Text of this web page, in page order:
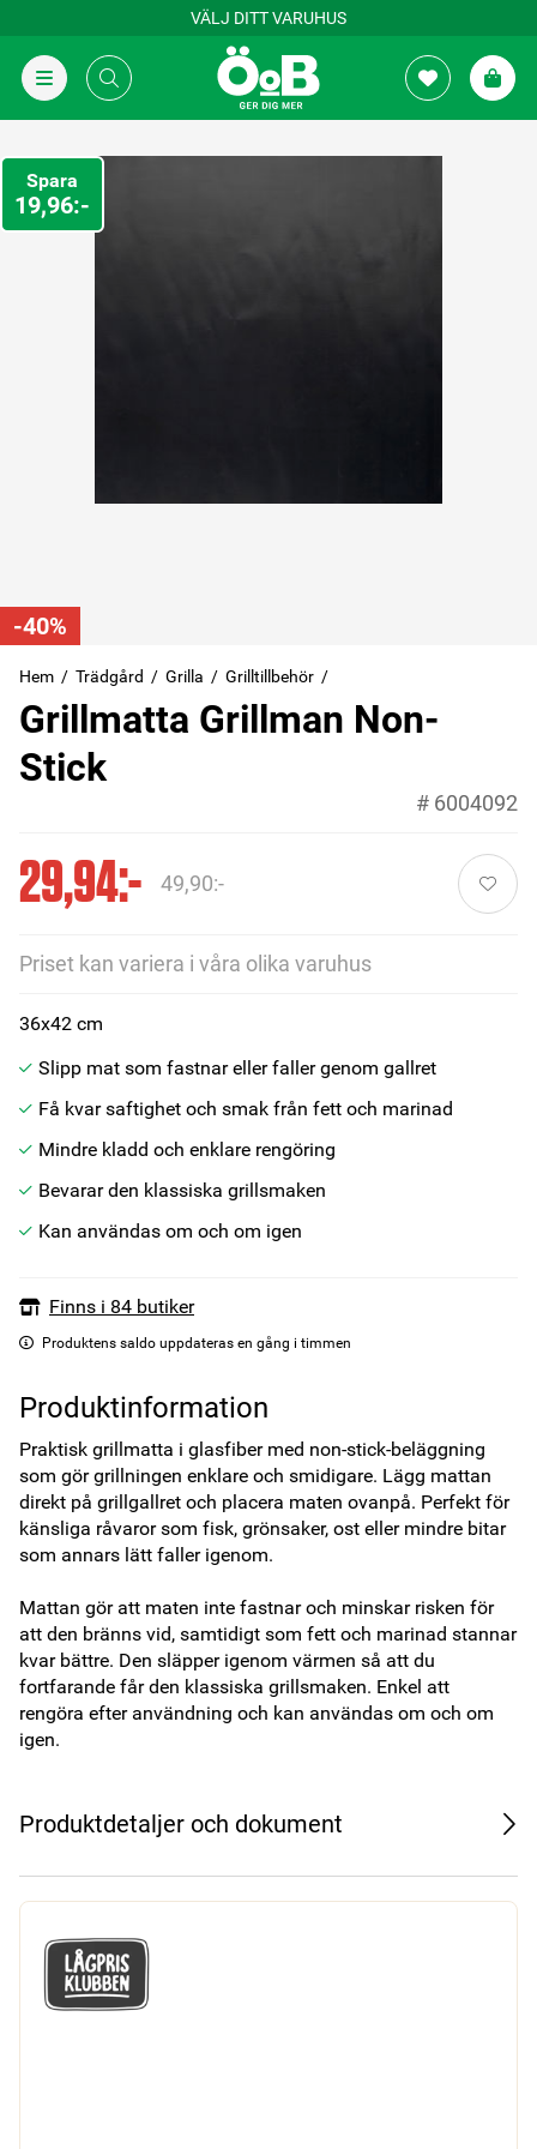
VÄLJ DITT VARUHUS
Spara
19,96:-
-40%
Hem Trädgård Grilla Grilltillbehör
Grillmatta Grillman Non-
Stick
# 6004092
29,94:- 49,90:-
Priset kan variera i våra olika varuhus
36x42 cm
Slipp mat som fastnar eller faller genom gallret
Få kvar saftighet och smak från fett och marinad
Mindre kladd och enklare rengöring
Bevarar den klassiska grillsmaken
Kan användas om och om igen
Finns i 84 butiker
Produktens saldo uppdateras en gång i timmen
Produktinformation
Praktisk grillmatta i glasfiber med non-stick-beläggning
som gör grillningen enklare och smidigare. Lägg mattan
direkt på grillgallret och placera maten ovanpå. Perfekt för
känsliga råvaror som fisk, grönsaker, ost eller mindre bitar
som annars lätt faller igenom.
Mattan gör att maten inte fastnar och minskar risken för
att den bränns vid, samtidigt som fett och marinad stannar
kvar bättre. Den släpper igenom värmen så att du
fortfarande får den klassiska grillsmaken. Enkel att
rengöra efter användning och kan användas om och om
igen.
Produktdetaljer och dokument